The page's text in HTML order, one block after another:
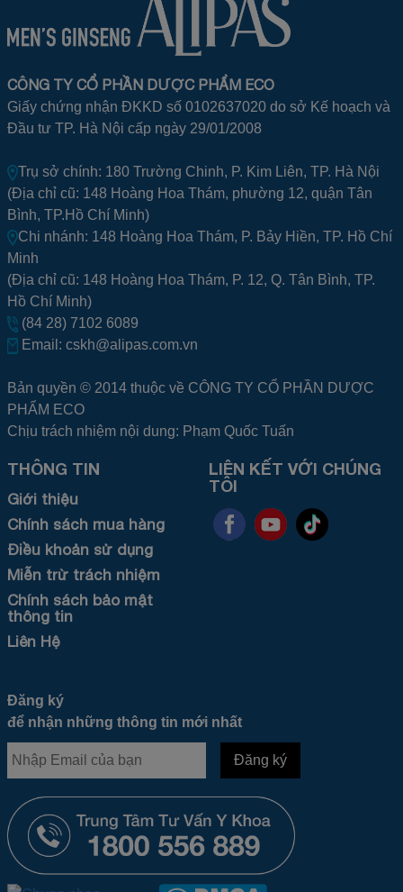
CÔNG TY CỔ PHẦN DƯỢC PHẨM ECO
Giấy chứng nhận ĐKKD số 0102637020 do sở Kế hoạch và
Đầu tư TP. Hà Nội cấp ngày 29/01/2008
Trụ sở chính: 180 Trường Chinh, P. Kim Liên, TP. Hà Nội
(Địa chỉ cũ: 148 Hoàng Hoa Thám, phường 12, quận Tân
Bình, TP.Hồ Chí Minh)
Chi nhánh: 148 Hoàng Hoa Thám, P. Bảy Hiền, TP. Hồ Chí
Minh
(Địa chỉ cũ: 148 Hoàng Hoa Thám, P. 12, Q. Tân Bình, TP.
Hồ Chí Minh)
(84 28) 7102 6089
Email: cskh@alipas.com.vn
Bản quyền © 2014 thuộc về CÔNG TY CỔ PHẦN DƯỢC
PHẨM ECO
Chịu trách nhiệm nội dung: Phạm Quốc Tuấn
THÔNG TIN
Giới thiệu
Chính sách mua hàng
Điều khoản sử dụng
Miễn trừ trách nhiệm
Chính sách bảo mật
thông tin
Liên Hệ
LIÊN KẾT VỚI CHÚNG
TÔI
Đăng ký
để nhận những thông tin mới nhất